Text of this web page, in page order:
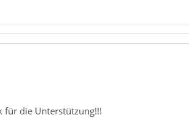
für die Unterstützung!!!